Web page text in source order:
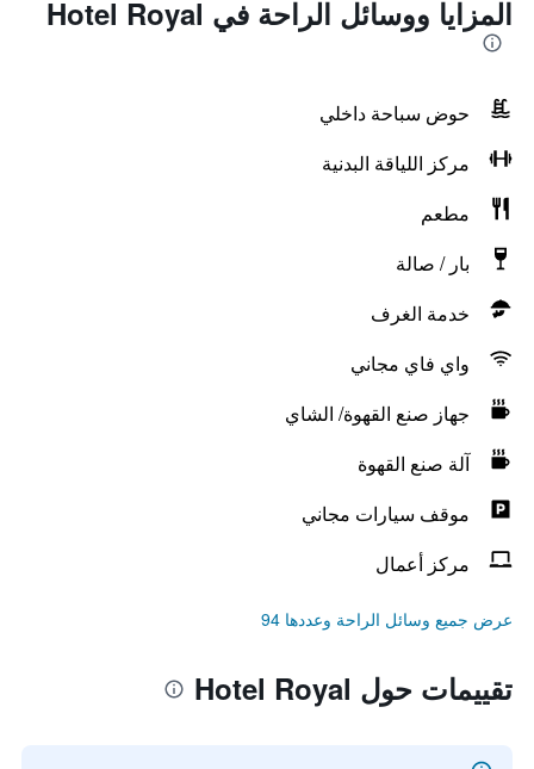
المزايا ووسائل الراحة في Hotel Royal
حوض سباحة داخلي
مركز اللياقة البدنية
مطعم
بار / صالة
خدمة الغرف
واي فاي مجاني
جهاز صنع القهوة/ الشاي
آلة صنع القهوة
موقف سيارات مجاني
مركز أعمال
عرض جميع وسائل الراحة وعددها 94
تقييمات حول Hotel Royal